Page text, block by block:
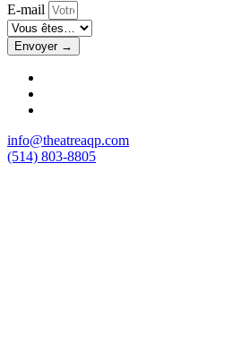
E-mail
Envoyer →
info@theatreaqp.com
(514) 803-8805